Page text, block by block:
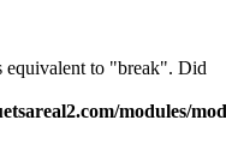
equivalent to "break". Did
modules/